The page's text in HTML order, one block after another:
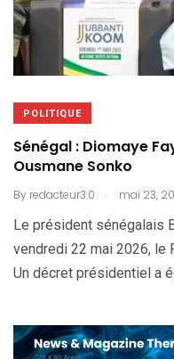
POLITIQUE
Sénégal : Diomaye
Ousmane Sonko
By redacteur3.0 . mai 23,
Le président sénégalais
vendredi 22 mai 2026, le
Un décret présidentiel a